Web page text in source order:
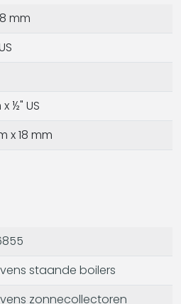
mm
½" US
x 18 mm
staande boilers
zonnecollectoren